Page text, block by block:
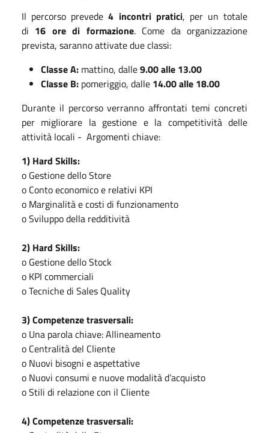
Il percorso prevede4 incontri pratici, per un totale
di 16 ore di formazione. Come da organizzazione
prevista, saranno attivate due classi:
Classe A: mattino, dalle9.00 alle 13.00
Classe B: pomeriggio, dalle 14.00 alle 18.00
Durante il percorso verranno affrontati temi concreti
per migliorare la gestione e la competitività delle
attività locali - Argomenti chiave:
1) Hard Skills:
o Gestione dello Store
o Conto economico e relativi KPI
o Marginalità e costi di funzionamento
o Sviluppo della redditività
2) Hard Skills:
o Gestione dello Stock
o KPI commerciali
o Tecniche di Sales Quality
3) Competenze trasversali:
o Una parola chiave: Allineamento
o Centralità del Cliente
o Nuovi bisogni e aspettative
o Nuovi consumi e nuove modalità d’acquisto
o Stili di relazione con il Cliente
4) Competenze trasversali: